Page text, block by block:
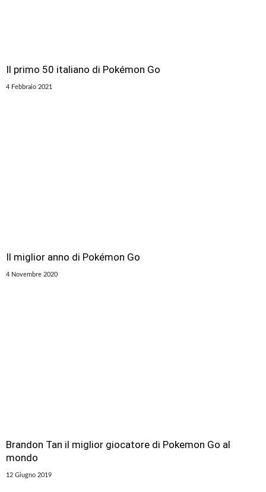
Il primo 50 italiano di Pokémon Go
4 Febbraio 2021
Il miglior anno di Pokémon Go
4 Novembre 2020
Brandon Tan il miglior giocatore di Pokemon Go al
mondo
12 Giugno 2019